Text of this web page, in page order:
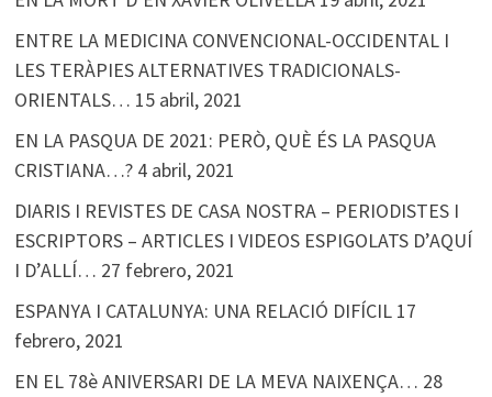
ENTRE LA MEDICINA CONVENCIONAL-OCCIDENTAL I
LES TERÀPIES ALTERNATIVES TRADICIONALS-
ORIENTALS… 15 abril, 2021
EN LA PASQUA DE 2021: PERÒ, QUÈ ÉS LA PASQUA
CRISTIANA…? 4 abril, 2021
DIARIS I REVISTES DE CASA NOSTRA – PERIODISTES I
ESCRIPTORS – ARTICLES I VIDEOS ESPIGOLATS D’AQUÍ
I D’ALLÍ… 27 febrero, 2021
ESPANYA I CATALUNYA: UNA RELACIÓ DIFÍCIL 17
febrero, 2021
EN EL 78è ANIVERSARI DE LA MEVA NAIXENÇA… 28